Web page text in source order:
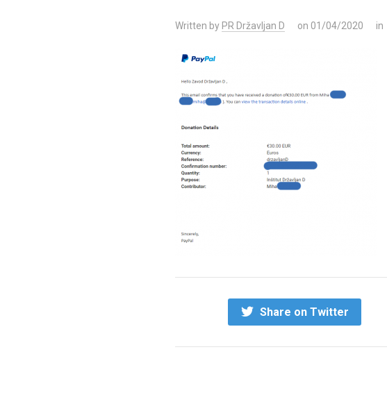
Written by PR Državljan D on 01/04/2020 in
Share on Twitter